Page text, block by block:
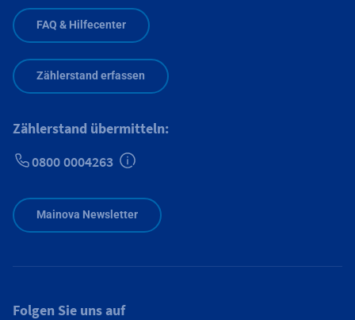
FAQ & Hilfecenter
Zählerstand erfassen
Zählerstand übermitteln:
0800 0004263
Mainova Newsletter
Folgen Sie uns auf